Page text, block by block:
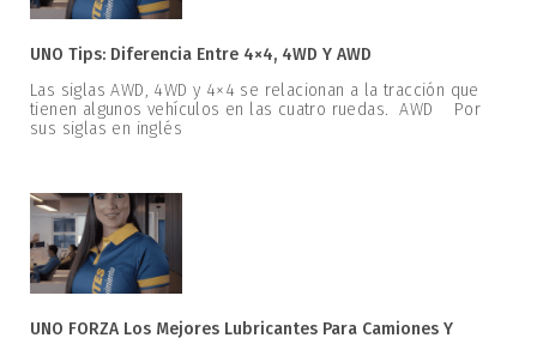
UNO Tips: Diferencia Entre 4×4, 4WD Y AWD
Las siglas AWD, 4WD y 4×4 se relacionan a la tracción que
tienen algunos vehículos en las cuatro ruedas. AWD Por
sus siglas en inglés
UNO FORZA Los Mejores Lubricantes Para Camiones Y